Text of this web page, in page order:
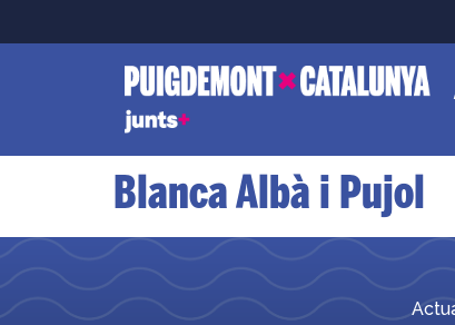
Blanca Albà i Pujol